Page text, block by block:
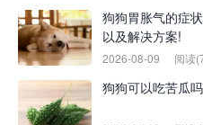
狗狗胃胀气的症
以及解决方案!
2026-08-09 阅读
狗狗可以吃苦瓜